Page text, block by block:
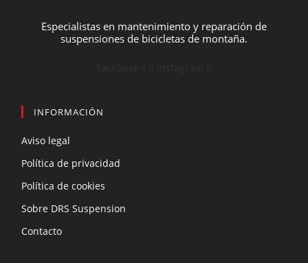
Especialistas en mantenimiento y reparación de
suspensiones de bicicletas de montaña.
INFORMACIÓN
Aviso legal
Política de privacidad
Política de cookies
Sobre DRS Suspension
Contacto